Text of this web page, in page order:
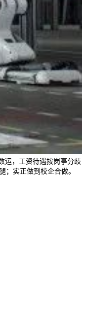
运，工资待遇按岗亭分歧
；实正做到校企合做。